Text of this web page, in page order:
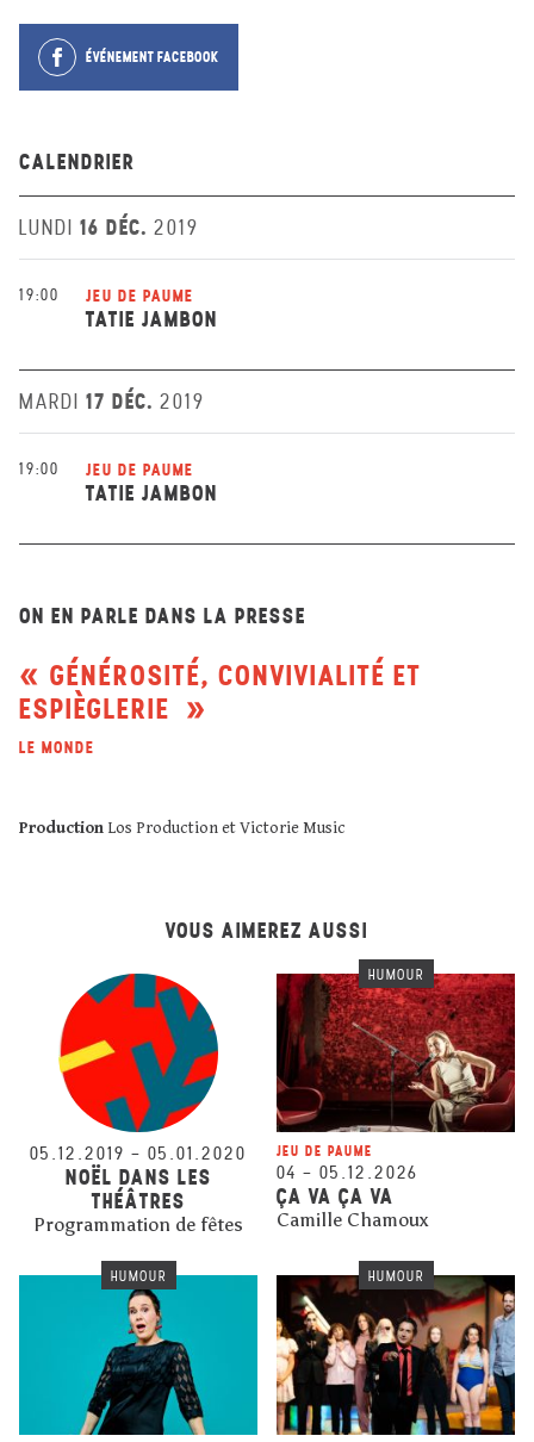
ÉVÉNEMENT FACEBOOK
CALENDRIER
LUNDI 16 DÉC. 2019
19:00 JEU DE PAUME
TATIE JAMBON
MARDI 17 DÉC. 2019
19:00 JEU DE PAUME
TATIE JAMBON
ON EN PARLE DANS LA PRESSE
GÉNÉROSITÉ, CONVIVIALITÉ ET
ESPIÈGLERIE
LE MONDE
Production Los Production et Victorie Music
VOUS AIMEREZ AUSSI
05.12.2019 – 05.01.2020
NOËL DANS LES
THÉÂTRES
Programmation de fêtes
HUMOUR
JEU DE PAUME
04 – 05.12.2026
ÇA VA ÇA VA
Camille Chamoux
HUMOUR HUMOUR